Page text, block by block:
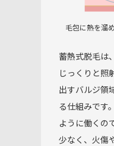
毛包に熱を溜
蓄熱式脱毛は
じっくりと照
出すバルジ領
る仕組みです
ように働くの
少なく、火傷